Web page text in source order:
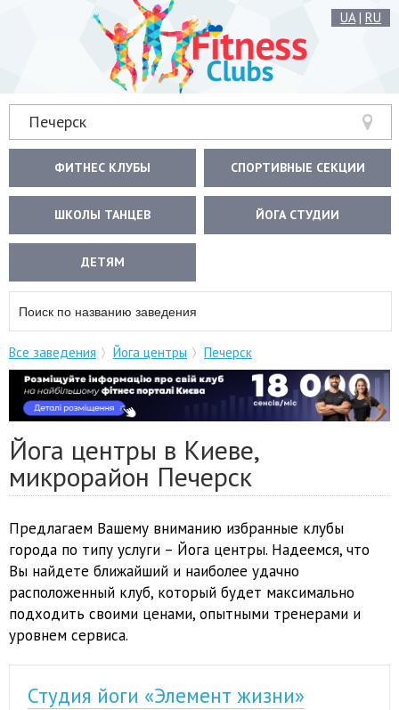
UA| RU
Печерск
ФИТНЕС КЛУБЫ СПОРТИВНЫЕ СЕКЦИИ
ШКОЛЫ ТАНЦЕВ ЙОГА СТУДИИ
ДЕТЯМ
Все заведения Йога центры Печерск
Йога центры в Киеве,
микрорайон Печерск
Предлагаем Вашему вниманию избранные клубы
города по типу услуги – Йога центры. Надеемся, что
Вы найдете ближайший и наиболее удачно
расположенный клуб, который будет максимально
подходить своими ценами, опытными тренерами и
уровнем сервиса.
Студия йоги «Элемент жизни»